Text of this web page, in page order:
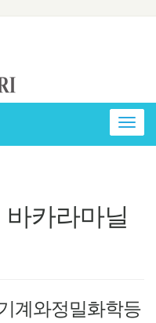
카라마닐
계와정밀화학등